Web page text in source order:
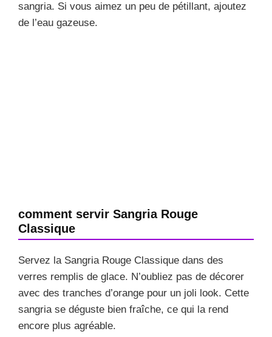
sangria. Si vous aimez un peu de pétillant, ajoutez
de l’eau gazeuse.
comment servir Sangria Rouge
Classique
Servez la Sangria Rouge Classique dans des
verres remplis de glace. N’oubliez pas de décorer
avec des tranches d’orange pour un joli look. Cette
sangria se déguste bien fraîche, ce qui la rend
encore plus agréable.